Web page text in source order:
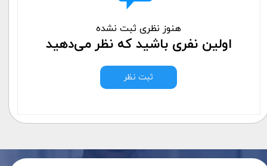
هنوز نظری ثبت نشده
اولین نفری باشید که نظر می‌دهید
ثبت نظر